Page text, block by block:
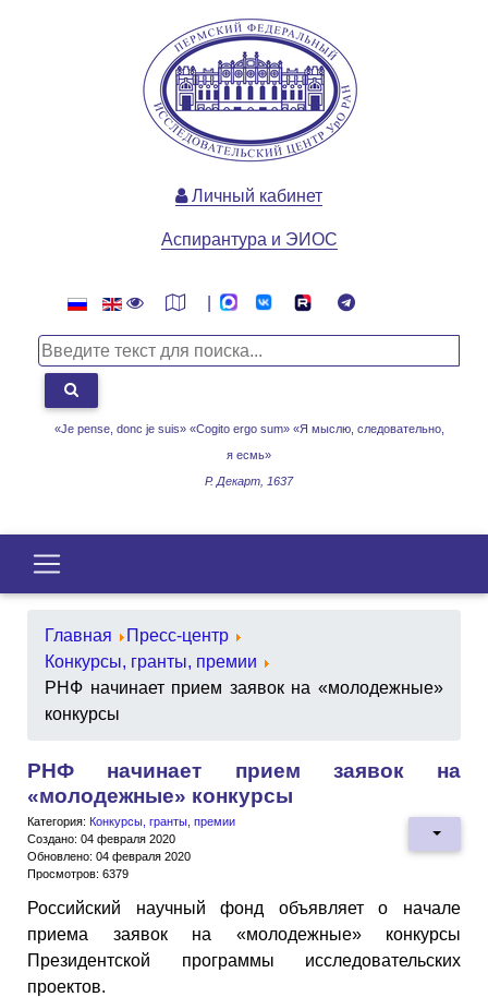
«Je pense, donc je suis» «Cogito ergo sum» «Я мыслю, следовательно,
я есмь»
Р. Декарт, 1637
Личный кабинет
Аспирантура и ЭИОС
Главная
Пресс-центр
Конкурсы, гранты, премии
РНФ начинает прием заявок на «молодежные»
конкурсы
РНФ начинает прием заявок на
«молодежные» конкурсы
Категория: Конкурсы, гранты, премии
Создано: 04 февраля 2020
Обновлено: 04 февраля 2020
Просмотров: 6379
Российский научный фонд объявляет о начале
приема заявок на «молодежные» конкурсы
Президентской программы исследовательских
проектов.